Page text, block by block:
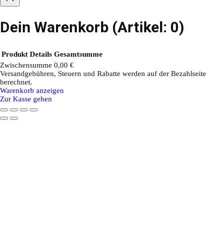
Dein Warenkorb (Artikel: 0)
Produkte
im
Warenkorb
Produkt Details Gesamtsumme
Zwischensumme 0,00 €
Versandgebühren, Steuern und Rabatte werden auf der Bezahlseite
berechnet.
Warenkorb anzeigen
Zur Kasse gehen